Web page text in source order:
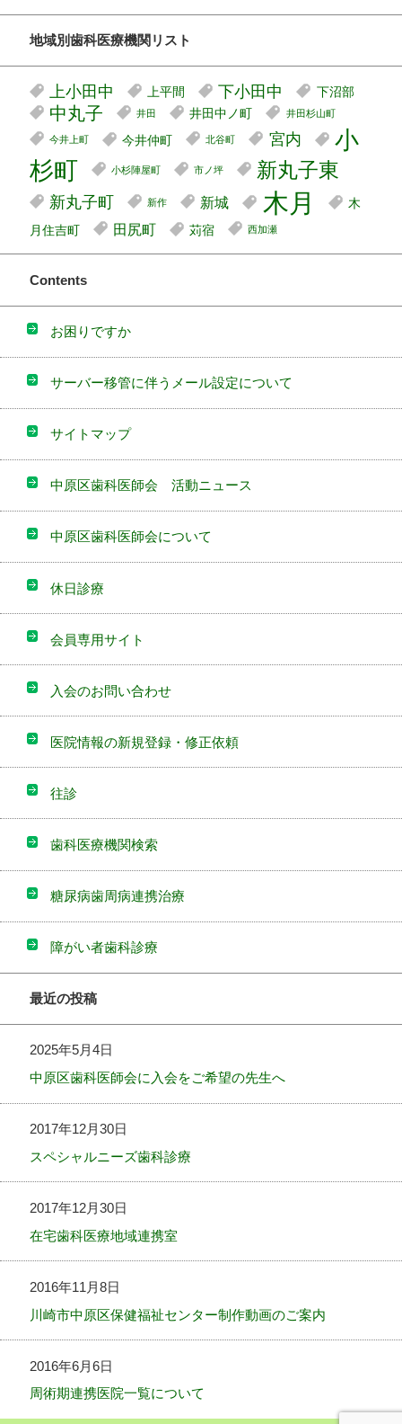
地域別歯科医療機関リスト
上小田中 上平間 下小田中 下沼部
中丸子 井田 井田中ノ町 井田杉山町
今井上町 今井仲町 北谷町 宮内
小
杉町
小杉陣屋町 市ノ坪 新丸子東
新丸子町 新作 新城 木月
木
月住吉町
田尻町 苅宿 西加瀬
Contents
お困りですか
サーバー移管に伴うメール設定について
サイトマップ
中原区歯科医師会 活動ニュース
中原区歯科医師会について
休日診療
会員専用サイト
入会のお問い合わせ
医院情報の新規登録・修正依頼
往診
歯科医療機関検索
糖尿病歯周病連携治療
障がい者歯科診療
最近の投稿
2025年5月4日
中原区歯科医師会に入会をご希望の先生へ
2017年12月30日
スペシャルニーズ歯科診療
2017年12月30日
在宅歯科医療地域連携室
2016年11月8日
川崎市中原区保健福祉センター制作動画のご案内
2016年6月6日
周術期連携医院一覧について